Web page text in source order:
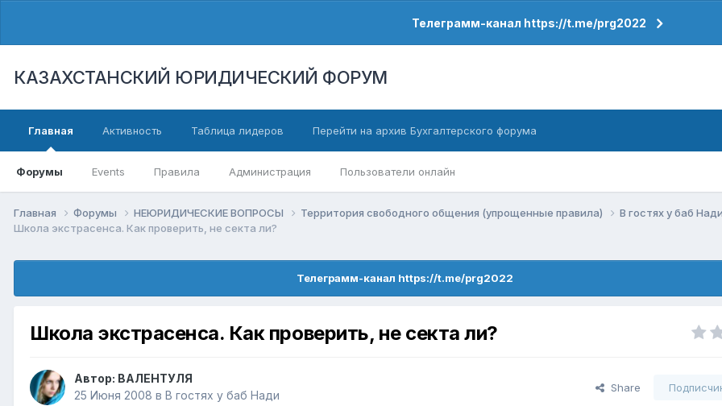
Телеграмм-канал https://t.me/prg2022
КАЗАХСТАНСКИЙ ЮРИДИЧЕСКИЙ ФОРУМ
Главная
Форумы Events Правила Администрация Пользователи онлайн
Активность Таблица лидеров Перейти на архив Бухгалтерского форума
Главная Форумы НЕЮРИДИЧЕСКИЕ ВОПРОСЫ Территория свободного общения (упрощенные правила)
В гостях у баб
Школа экстрасенса. Как проверить, не секта ли?
Телеграмм-канал https://t.me/prg2022
Школа экстрасенса. Как проверить, не секта ли?
Автор: ВАЛЕНТУЛЯ
25 Июня 2008 в В гостях у баб Нади
Share